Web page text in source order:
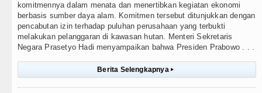
komitmennya dalam menata dan menertibkan kegiatan ekonomi
berbasis sumber daya alam. Komitmen tersebut ditunjukkan dengan
pencabutan izin terhadap puluhan perusahaan yang terbukti
melakukan pelanggaran di kawasan hutan. Menteri Sekretaris
Negara Prasetyo Hadi menyampaikan bahwa Presiden Prabowo . . .
Berita Selengkapnya ▸